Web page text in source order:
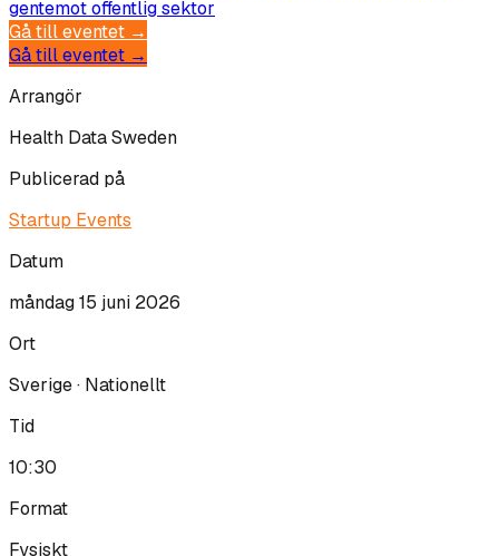
Gå till eventet →
Gå till eventet →
Arrangör
Health Data Sweden
Publicerad på
Startup Events
Datum
måndag 15 juni 2026
Ort
Sverige · Nationellt
Tid
10:30
Format
Fysiskt